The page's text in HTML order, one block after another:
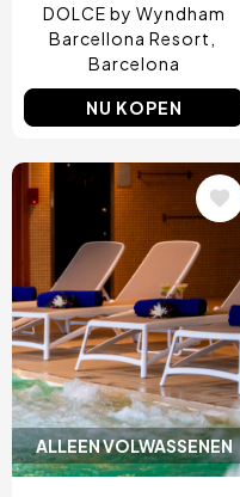
DOLCE by Wyndham
Barcellona Resort
Barcelona
NU KOPEN
ALLEEN VOLWASSENEN
Afbeelding